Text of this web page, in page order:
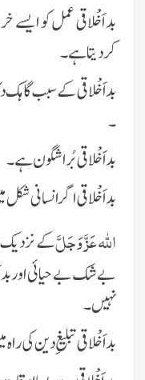
بد اَخْلاقی عمل کو
کردیتا ہے۔
بد اَخْلاقی کے سبب
۔
بداَخْلاقی بُرا شگون ہے۔
بداَخْلاقی اگر انسانی
اللہ عَزَّ وَجَلَّکے
بےشک بے حیائی اور بد
نہیں۔
بد اَخْلاقی تبلیغِ دین